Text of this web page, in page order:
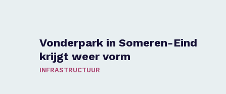
Vonderpark in Someren-Eind
krijgt weer vorm
INFRASTRUCTUUR